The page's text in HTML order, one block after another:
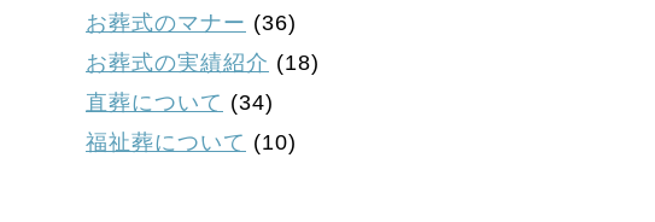
お葬式のマナー (36)
お葬式の実績紹介 (18)
直葬について (34)
福祉葬について (10)